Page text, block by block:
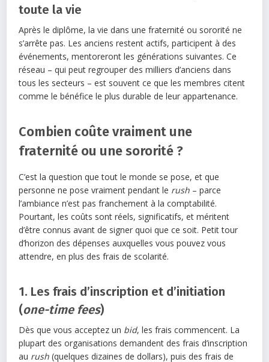
toute la vie
Après le diplôme, la vie dans une fraternité ou sororité ne
s’arrête pas. Les anciens restent actifs, participent à des
événements, mentoreront les générations suivantes. Ce
réseau – qui peut regrouper des milliers d’anciens dans
tous les secteurs – est souvent ce que les membres citent
comme le bénéfice le plus durable de leur appartenance.
Combien coûte vraiment une
fraternité ou une sororité ?
C’est la question que tout le monde se pose, et que
personne ne pose vraiment pendant le rush – parce
l’ambiance n’est pas franchement à la comptabilité.
Pourtant, les coûts sont réels, significatifs, et méritent
d’être connus avant de signer quoi que ce soit. Petit tour
d’horizon des dépenses auxquelles vous pouvez vous
attendre, en plus des frais de scolarité.
1. Les frais d’inscription et d’initiation
(one-time fees)
Dès que vous acceptez un bid, les frais commencent. La
plupart des organisations demandent des frais d’inscription
au rush (quelques dizaines de dollars), puis des frais de